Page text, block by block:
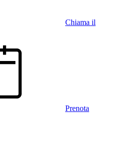
Chiama il
Prenota